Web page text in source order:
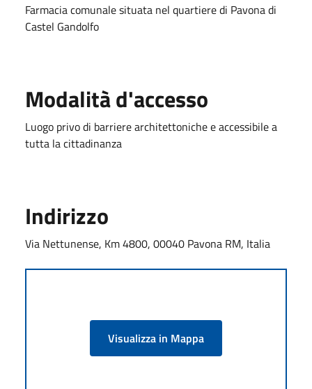
Farmacia comunale situata nel quartiere di Pavona di
Castel Gandolfo
Modalità d'accesso
Luogo privo di barriere architettoniche e accessibile a
tutta la cittadinanza
Indirizzo
Via Nettunense, Km 4800, 00040 Pavona RM, Italia
Visualizza in Mappa